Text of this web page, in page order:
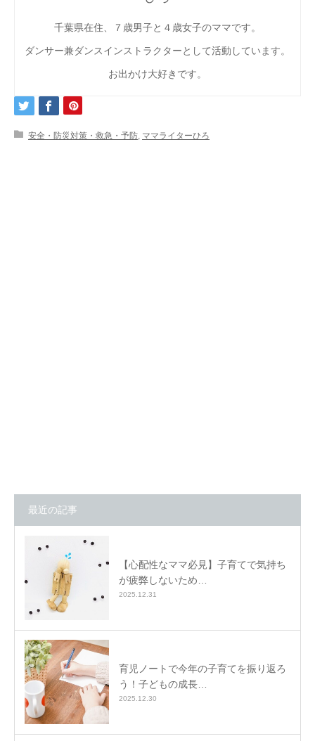
千葉県在住、７歳男子と４歳女子のママです。
ダンサー兼ダンスインストラクターとして活動しています。
お出かけ大好きです。
安全・防災対策・救急・予防, ママライターひろ
最近の記事
【心配性なママ必見】子育てで気持ち
が疲弊しないため…
2025.12.31
育児ノートで今年の子育てを振り返ろ
う！子どもの成長…
2025.12.30